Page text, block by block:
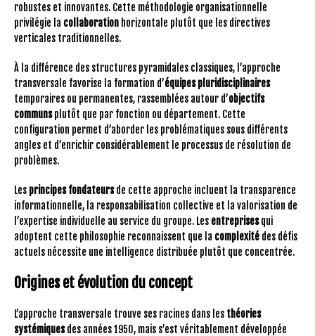
robustes et innovantes. Cette méthodologie organisationnelle
privilégie la collaboration horizontale plutôt que les directives
verticales traditionnelles.
À la différence des structures pyramidales classiques, l’approche
transversale favorise la formation d’équipes pluridisciplinaires
temporaires ou permanentes, rassemblées autour d’objectifs
communsplutôt que par fonction ou département. Cette
configuration permet d’aborder les problématiques sous différents
angles et d’enrichir considérablement le processus de résolution de
problèmes.
Les principes fondateursde cette approche incluent la transparence
informationnelle, la responsabilisation collective et la valorisation de
l’expertise individuelle au service du groupe. Les entreprisesqui
adoptent cette philosophie reconnaissent que la complexité des défis
actuels nécessite une intelligence distribuée plutôt que concentrée.
Origines et évolution du concept
L’approche transversale trouve ses racines dans les théories
systémiquesdes années 1950, mais s’est véritablement développée